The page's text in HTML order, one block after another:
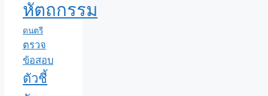
หัตถกรรม
ดนตรี
ตรวจ
ข้อสอบ
ตัวชี้